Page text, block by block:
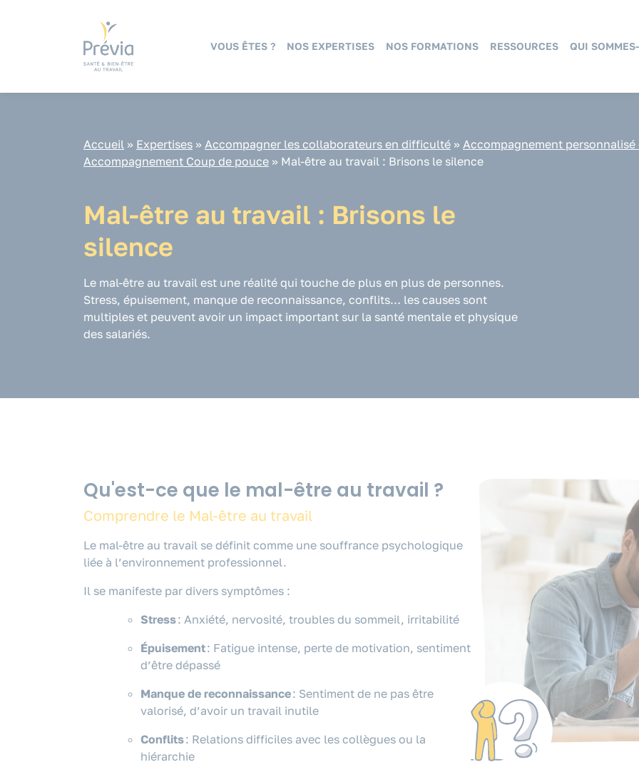
VOUS ÊTES ? NOS EXPERTISES NOS FORMATIONS RESSOURCES QUI
Accueil » Expertises » Accompagner les collaborateurs en difficulté » Accompagnement
Accompagnement Coup de pouce » Mal-être au travail : Brisons le silence
Mal-être au travail : Brisons le
silence
Le mal-être au travail est une réalité qui touche de plus en plus de personnes.
Stress, épuisement, manque de reconnaissance, conflits… les causes sont
multiples et peuvent avoir un impact important sur la santé mentale et physique
des salariés.
Qu'est-ce que le mal-être au travail ?
Comprendre le Mal-être au travail
Le mal-être au travail se définit comme une souffrance psychologique
liée à l’environnement professionnel.
Il se manifeste par divers symptômes :
Stress: Anxiété, nervosité, troubles du sommeil, irritabilité
Épuisement: Fatigue intense, perte de motivation, sentiment
d’être dépassé
Manque de reconnaissance: Sentiment de ne pas être
valorisé, d’avoir un travail inutile
Conflits: Relations difficiles avec les collègues ou la
hiérarchie